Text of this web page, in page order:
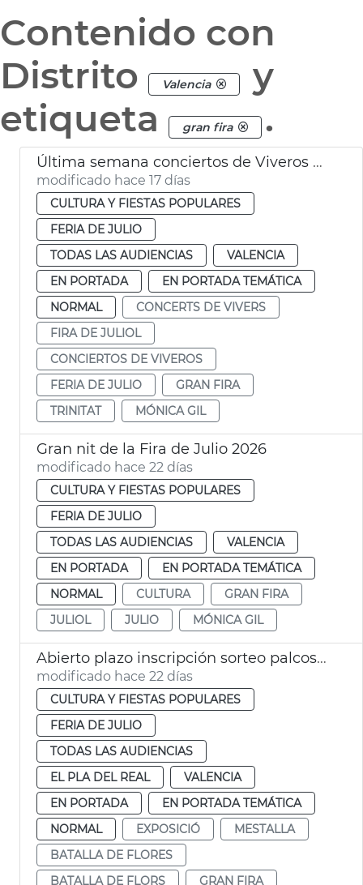
Contenido con
Distrito
Valencia
y
etiqueta
gran fira .
Última semana conciertos de Viveros València
modificado hace 17 días
CULTURA Y FIESTAS POPULARES
FERIA DE JULIO
TODAS LAS AUDIENCIAS
VALENCIA
EN PORTADA
EN PORTADA TEMÁTICA
NORMAL
CONCERTS DE VIVERS
FIRA DE JULIOL
CONCIERTOS DE VIVEROS
FERIA DE JULIO
GRAN FIRA
TRINITAT
MÓNICA GIL
Gran nit de la Fira de Julio 2026
modificado hace 22 días
CULTURA Y FIESTAS POPULARES
FERIA DE JULIO
TODAS LAS AUDIENCIAS
VALENCIA
EN PORTADA
EN PORTADA TEMÁTICA
NORMAL
CULTURA
GRAN FIRA
JULIOL
JULIO MÓNICA GIL
Abierto plazo inscripción sorteo palcos Batalla de Flores València
modificado hace 22 días
CULTURA Y FIESTAS POPULARES
FERIA DE JULIO
TODAS LAS AUDIENCIAS
EL PLA DEL REAL
VALENCIA
EN PORTADA
EN PORTADA TEMÁTICA
NORMAL
EXPOSICIÓ
MESTALLA
BATALLA DE FLORES
BATALLA DE FLORS
GRAN FIRA